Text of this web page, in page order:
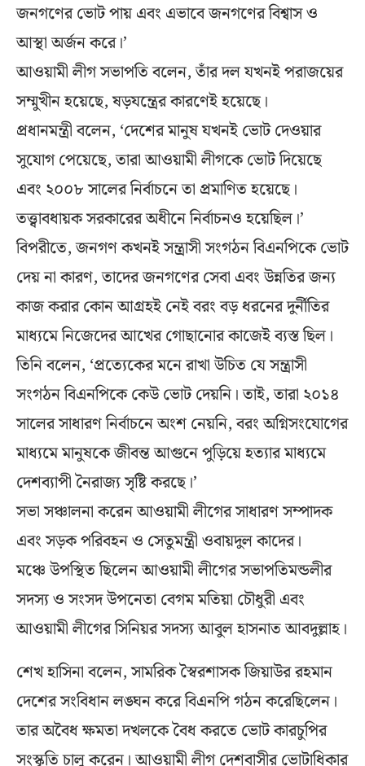
জনগণের ভোট পায় এবং এভাবে জনগণের বিশ্বাস ও
আস্থা অর্জন করে।’
আওয়ামী লীগ সভাপতি বলেন, তাঁর দল যখনই পরাজয়ের
সম্মুখীন হয়েছে, ষড়যন্ত্রের কারণেই হয়েছে।
প্রধানমন্ত্রী বলেন, ‘দেশের মানুষ যখনই ভোট দেওয়ার
সুযোগ পেয়েছে, তারা আওয়ামী লীগকে ভোট দিয়েছে
এবং ২০০৮ সালের নির্বাচনে তা প্রমাণিত হয়েছে।
তত্ত্বাবধায়ক সরকারের অধীনে নির্বাচনও হয়েছিল।’
বিপরীতে, জনগণ কখনই সন্ত্রাসী সংগঠন বিএনপিকে ভোট
দেয় না কারণ, তাদের জনগণের সেবা এবং উন্নতির জন্য
কাজ করার কোন আগ্রহই নেই বরং বড় ধরনের দুর্নীতির
মাধ্যমে নিজেদের আখের গোছানোর কাজেই ব্যস্ত ছিল।
তিনি বলেন, ‘প্রত্যেকের মনে রাখা উচিত যে সন্ত্রাসী
সংগঠন বিএনপিকে কেউ ভোট দেয়নি। তাই, তারা ২০১৪
সালের সাধারণ নির্বাচনে অংশ নেয়নি, বরং অগ্নিসংযোগের
মাধ্যমে মানুষকে জীবন্ত আগুনে পুড়িয়ে হত্যার মাধ্যমে
দেশব্যাপী নৈরাজ্য সৃষ্টি করছে।’
সভা সঞ্চালনা করেন আওয়ামী লীগের সাধারণ সম্পাদক
এবং সড়ক পরিবহন ও সেতুমন্ত্রী ওবায়দুল কাদের।
মঞ্চে উপস্থিত ছিলেন আওয়ামী লীগের সভাপতিমন্ডলীর
সদস্য ও সংসদ উপনেতা বেগম মতিয়া চৌধুরী এবং
আওয়ামী লীগের সিনিয়র সদস্য আবুল হাসনাত আবদুল্লাহ।
শেখ হাসিনা বলেন, সামরিক স্বৈরশাসক জিয়াউর রহমান
দেশের সংবিধান লঙ্ঘন করে বিএনপি গঠন করেছিলেন।
তার অবৈধ ক্ষমতা দখলকে বৈধ করতে ভোট কারচুপির
সংস্কৃতি চালু করেন। আওয়ামী লীগ দেশবাসীর ভোটাধিকার